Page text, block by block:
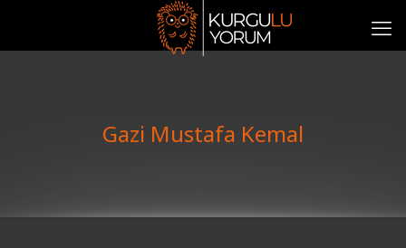
Gazi Mustafa Kemal